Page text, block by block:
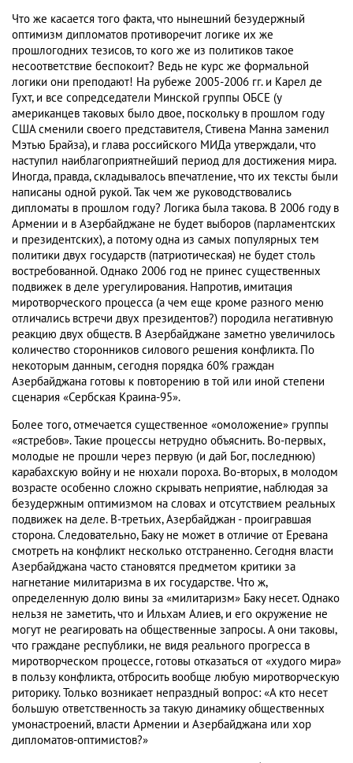
Что же касается того факта, что нынешний безудержный
оптимизм дипломатов противоречит логике их же
прошлогодних тезисов, то кого же из политиков такое
несоответствие беспокоит? Ведь не курс же формальной
логики они преподают! На рубеже 2005-2006 гг. и Карел де
Гухт, и все сопредседатели Минской группы ОБСЕ (у
американцев таковых было двое, поскольку в прошлом году
США сменили своего представителя, Стивена Манна заменил
Мэтью Брайза), и глава российского МИДа утверждали, что
наступил наиблагоприятнейший период для достижения мира.
Иногда, правда, складывалось впечатление, что их тексты были
написаны одной рукой. Так чем же руководствовались
дипломаты в прошлом году? Логика была такова. В 2006 году в
Армении и в Азербайджане не будет выборов (парламентских
и президентских), а потому одна из самых популярных тем
политики двух государств (патриотическая) не будет столь
востребованной. Однако 2006 год не принес существенных
подвижек в деле урегулирования. Напротив, имитация
миротворческого процесса (а чем еще кроме разного меню
отличались встречи двух президентов?) породила негативную
реакцию двух обществ. В Азербайджане заметно увеличилось
количество сторонников силового решения конфликта. По
некоторым данным, сегодня порядка 60% граждан
Азербайджана готовы к повторению в той или иной степени
сценария «Сербская Краина-95».
Более того, отмечается существенное «омоложение» группы
«ястребов». Такие процессы нетрудно объяснить. Во-первых,
молодые не прошли через первую (и дай Бог, последнюю)
карабахскую войну и не нюхали пороха. Во-вторых, в молодом
возрасте особенно сложно скрывать неприятие, наблюдая за
безудержным оптимизмом на словах и отсутствием реальных
подвижек на деле. В-третьих, Азербайджан - проигравшая
сторона. Следовательно, Баку не может в отличие от Еревана
смотреть на конфликт несколько отстраненно. Сегодня власти
Азербайджана часто становятся предметом критики за
нагнетание милитаризма в их государстве. Что ж,
определенную долю вины за «милитаризм» Баку несет. Однако
нельзя не заметить, что и Ильхам Алиев, и его окружение не
могут не реагировать на общественные запросы. А они таковы,
что граждане республики, не видя реального прогресса в
миротворческом процессе, готовы отказаться от «худого мира»
в пользу конфликта, отбросить вообще любую миротворческую
риторику. Только возникает непраздный вопрос: «А кто несет
большую ответственность за такую динамику общественных
умонастроений, власти Армении и Азербайджана или хор
дипломатов-оптимистов?»